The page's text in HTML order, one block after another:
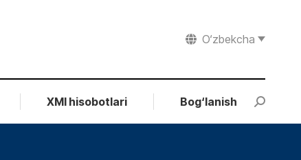
O‘zbekcha
XMI hisobotlari Bog‘lanish